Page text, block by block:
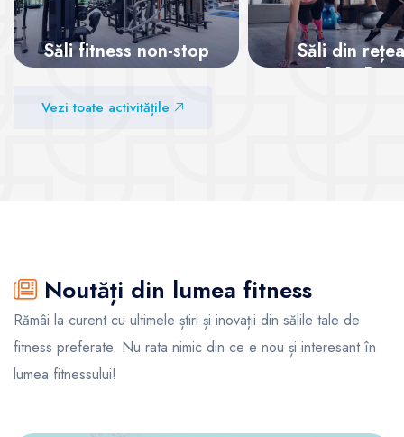
Săli fitness non-stop
Vezi sălile
Săli din
SanoPass
Vezi toate activitățile
Noutăți din lumea fitness
Rămâi la curent cu ultimele știri și inovații din sălile tale de
fitness preferate. Nu rata nimic din ce e nou și interesant în
lumea fitnessului!